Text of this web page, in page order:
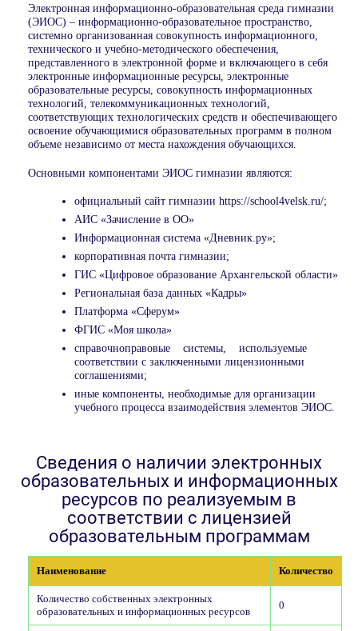
Электронная информационно-образовательная среда гимназии
(ЭИОС) – информационно-образовательное пространство,
системно организованная совокупность информационного,
технического и учебно-методического обеспечения,
представленного в электронной форме и включающего в себя
электронные информационные ресурсы, электронные
образовательные ресурсы, совокупность информационных
технологий, телекоммуникационных технологий,
соответствующих технологических средств и обеспечивающего
освоение обучающимися образовательных программ в полном
объеме независимо от места нахождения обучающихся.
Основными компонентами ЭИОС гимназии являются:
официальный сайт гимназии https://school4velsk.ru/;
АИС «Зачисление в ОО»
Информационная система «Дневник.ру»;
корпоративная почта гимназии;
ГИС «Цифровое образование Архангельской области»
Региональная база данных «Кадры»
Платформа «Сферум»
ФГИС «Моя школа»
справочноправовые системы, используемые
соответствии с заключенными лицензионными
соглашениями;
иные компоненты, необходимые для организации
учебного процесса взаимодействия элементов ЭИОС.
Сведения о наличии электронных
образовательных и информационных
ресурсов по реализуемым в
соответствии с лицензией
образовательным программам
Наименование Количество
Количество собственных электронных
образовательных и информационных ресурсов
0